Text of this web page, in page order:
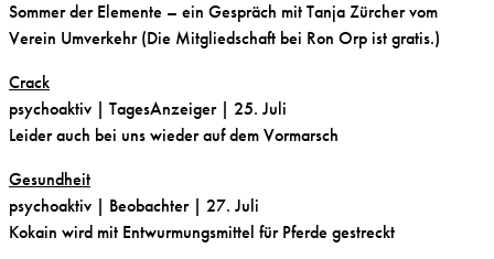
Sommer der Elemente – ein Gespräch mit Tanja Zürcher vom
Verein Umverkehr (Die Mitgliedschaft bei Ron Orp ist gratis.)
Crack
psychoaktiv | TagesAnzeiger | 25. Juli
Leider auch bei uns wieder auf dem Vormarsch
Gesundheit
psychoaktiv | Beobachter | 27. Juli
Kokain wird mit Entwurmungsmittel für Pferde gestreckt